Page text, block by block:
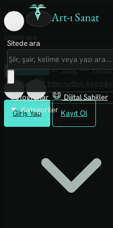
Art-ı Sanat
Giriş Yap Kayıt Ol
Sitede ara
Art-ı Sosyal
İmece
Kütüphane
Blog
Fanzin
Rafları
Fotoğraflar
Dijital Sahiller
Kategoriler